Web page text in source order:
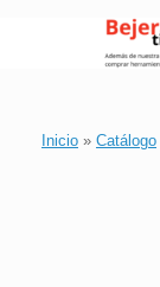
Inicio » Catálogo